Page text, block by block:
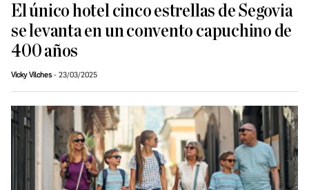
El único hotel cinco estrellas de Segovia
se levanta en un convento capuchino de
400 años
Vicky Vilches 23/03/2025